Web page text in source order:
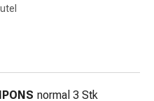
normal 3 Stk